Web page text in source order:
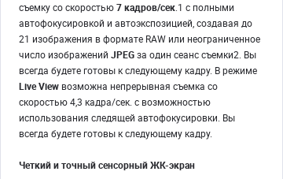
съемку со скоростью7 кадров/сек .1 с полными
автофокусировкой и автоэкспозицией, создавая до
21 изображения в формате RAW или неограниченное
число изображений JPEGза один сеанс съемки2. Вы
всегда будете готовы к следующему кадру. В режиме
Live View возможна непрерывная съемка со
скоростью 4,3 кадра/сек. с возможностью
использования следящей автофокусировки. Вы
всегда будете готовы к следующему кадру.
Четкий и точный сенсорный ЖК-экран